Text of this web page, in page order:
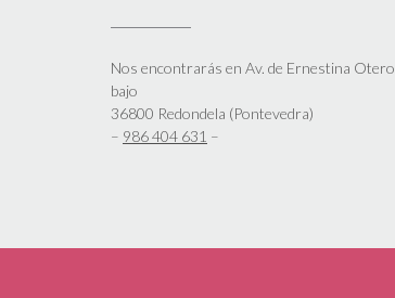
Nos encontrarás en Av. de Ernestina Otero,
bajo
36800 Redondela (Pontevedra)
– 986 404 631 –